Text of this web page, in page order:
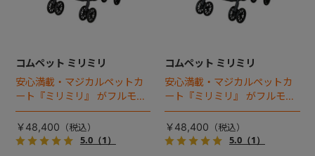
コムペット ミリミリ
安心満載・マジカルペットカ
ート『ミリミリ』 がフルモデ
ルチェンジ。 新機能「マジカ
ルフォールディング」搭載
￥48,400
5.0（1）
コムペット ミリミリ
安心満載・マジカルペットカ
ート『ミリミリ』 がフルモデ
ルチェンジ。 新機能「マジカ
ルフォールディング」搭載
￥48,400
5.0（1）